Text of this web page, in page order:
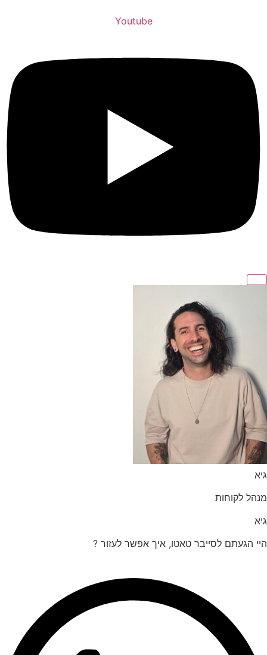
Youtube
לקוחות
הגעתם לסייבר טאטו, איך אפשר לעזור ?